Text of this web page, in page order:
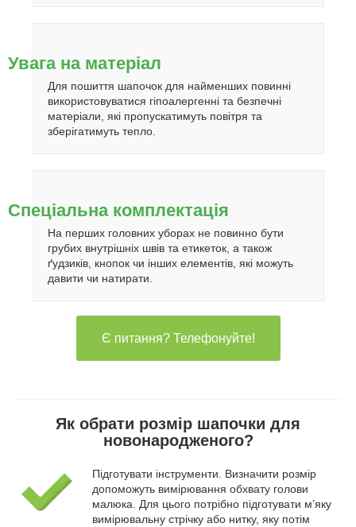
Увага на матеріал
Для пошиття шапочок для найменших повинні
використовуватися гіпоалергенні та безпечні
матеріали, які пропускатимуть повітря та
зберігатимуть тепло.
Спеціальна комплектація
На перших головних уборах не повинно бути
грубих внутрішніх швів та етикеток, а також
ґудзиків, кнопок чи інших елементів, які можуть
давити чи натирати.
Є питання? Телефонуйте!
Як обрати розмір шапочки для
новонародженого?
Підготувати інструменти. Визначити розмір
допоможуть вимірювання обхвату голови
малюка. Для цього потрібно підготувати м’яку
вимірювальну стрічку або нитку, яку потім